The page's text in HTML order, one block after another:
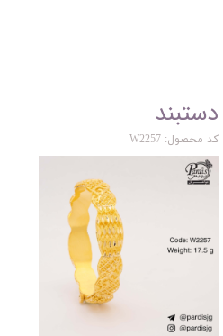
دستبند
کد محصول: W2257